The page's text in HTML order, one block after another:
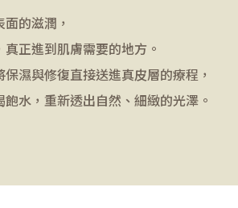
的滋潤，
正進到肌膚需要的地方。
濕與修復直接送進真皮層的療程，
水，重新透出自然、細緻的光澤。